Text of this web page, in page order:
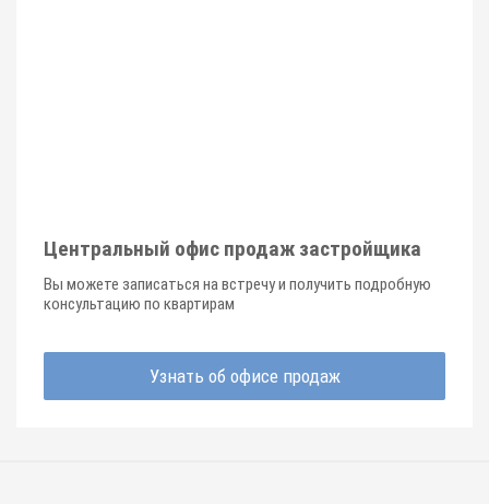
Центральный офис продаж застройщика
Вы можете записаться на встречу и получить подробную
консультацию по квартирам
Узнать об офисе продаж